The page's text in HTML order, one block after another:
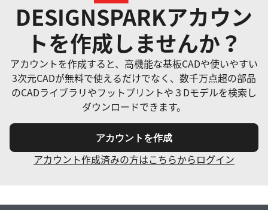
DESIGNSPARKアカウン
トを作成しませんか？
アカウントを作成すると、高機能な基板CADや使いやすい
3次元CADが無料で使えるだけでなく、数千万点超の部品
のCADライブラリやフットプリントや３Dモデルを検索し
ダウンロードできます。
アカウントを作成
アカウント作成済みの方はこちらからログイン